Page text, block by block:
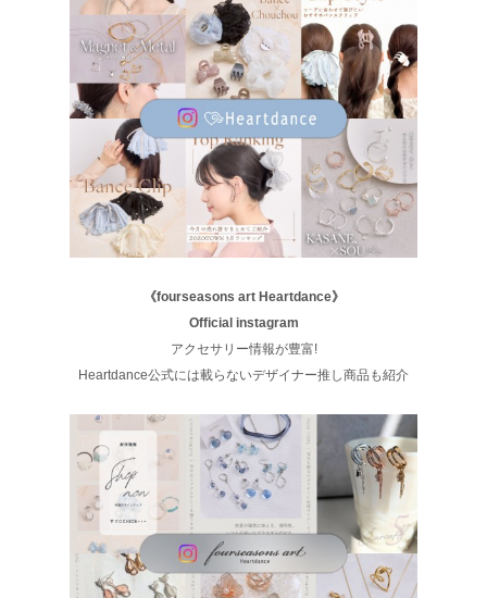
《fourseasons art Heartdance》
Official instagram
アクセサリー情報が豊富!
Heartdance公式には載らないデザイナー推し商品も紹介